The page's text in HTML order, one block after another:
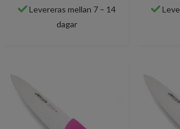
Levereras mellan 7 – 14
dagar